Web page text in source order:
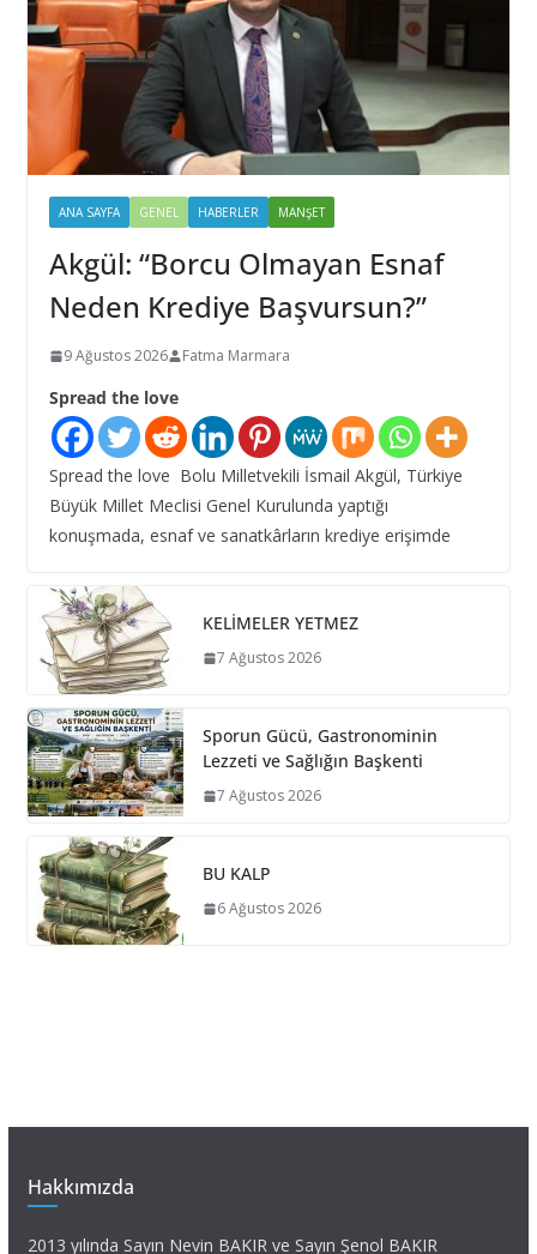
ANA SAYFA GENEL HABERLER MANŞET
Akgül: “Borcu Olmayan Esnaf
Neden Krediye Başvursun?”
9 Ağustos 2026 Fatma Marmara
Spread the love
Spread the love Bolu Milletvekili İsmail Akgül, Türkiye
Büyük Millet Meclisi Genel Kurulunda yaptığı
konuşmada, esnaf ve sanatkârların krediye erişimde
KELİMELER YETMEZ
7 Ağustos 2026
Sporun Gücü, Gastronominin
Lezzeti ve Sağlığın Başkenti
7 Ağustos 2026
BU KALP
6 Ağustos 2026
Hakkımızda
2013 yılında Sayın Nevin BAKIR ve Sayın Şenol BAKIR